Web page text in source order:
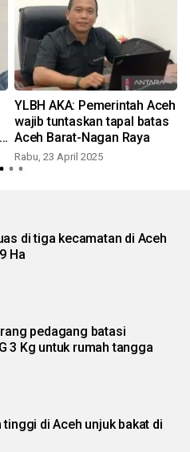
YLBH AKA: Pemerintah Aceh
wajib tuntaskan tapal batas
Aceh Barat-Nagan Raya
Rabu, 23 April 2025
di tiga kecamatan di Aceh
Ha
pedagang batasi
3 Kg untuk rumah tangga
tinggi di Aceh unjuk bakat di